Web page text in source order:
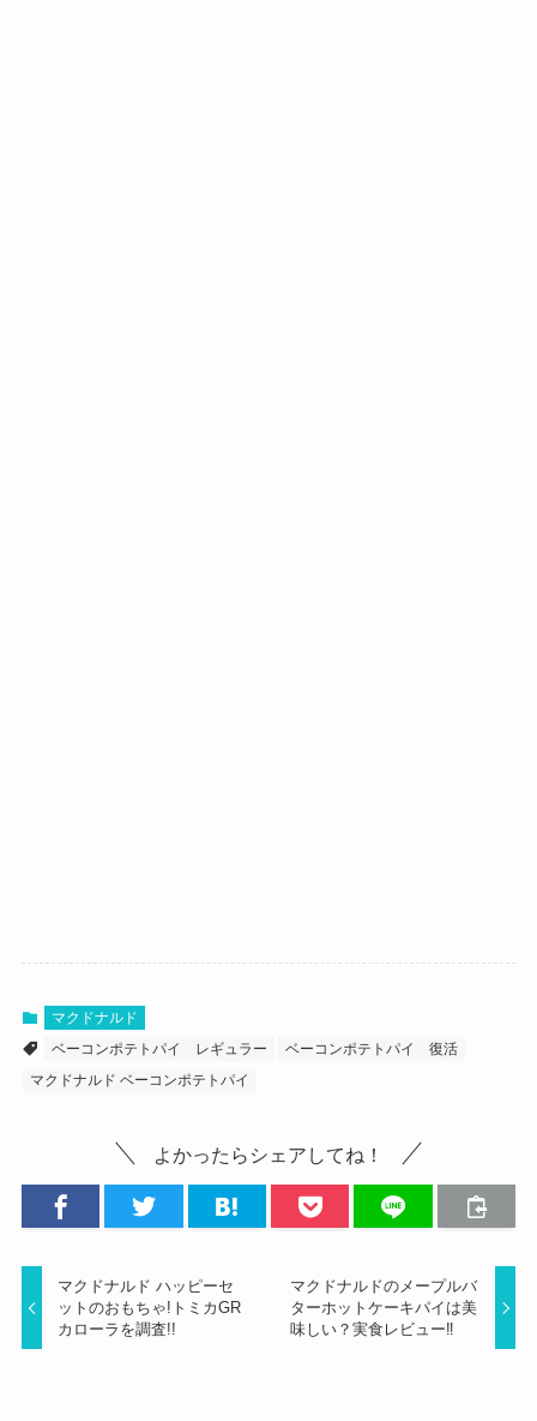
マクドナルド
ベーコンポテトパイ レギュラー
ベーコンポテトパイ 復活
マクドナルド ベーコンポテトパイ
よかったらシェアしてね！
マクドナルド ハッピーセ
ットのおもちゃ!トミカGR
カローラを調査!!
マクドナルドのメープルバ
ターホットケーキパイは美
味しい？実食レビュー‼️